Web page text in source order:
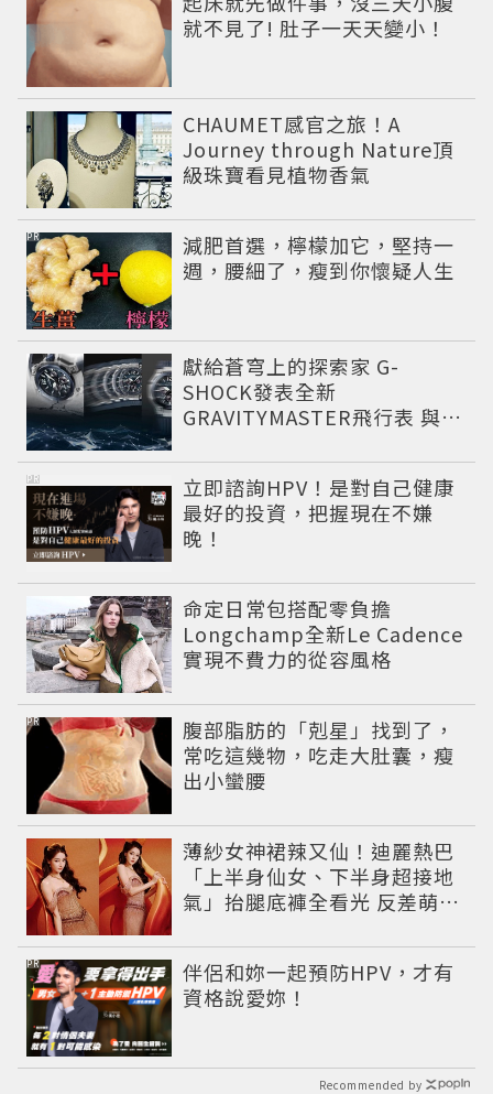
就不見了! 肚子一天天變小！
CHAUMET感官之旅！A
Journey through Nature頂
級珠寶看見植物香氣
減肥首選，檸檬加它，堅持一
週，腰細了，瘦到你懷疑人生
PR
獻給蒼穹上的探索家 G-
SHOCK發表全新
GRAVITYMASTER飛行表 與天
立即諮詢HPV！是對自己健康
最好的投資，把握現在不嫌
晚！
PR
命定日常包搭配零負擔
Longchamp全新Le Cadence
實現不費力的從容風格
腹部脂肪的「剋星」找到了，
常吃這幾物，吃走大肚囊，瘦
出小蠻腰
PR
薄紗女神裙辣又仙！迪麗熱巴
「上半身仙女、下半身超接地
氣」抬腿底褲全看光 反差萌穿
伴侶和妳一起預防HPV，才有
資格說愛妳！
PR
Recommended by